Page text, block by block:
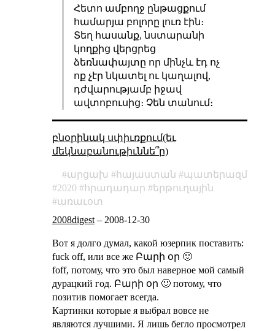
Հետո ամբողջ ընթացքում
համարյա բոլորը լուռ էին։
Տեղ հասանք, նստարանի
կողքից վերցրեց
ձեռնափայտը որ մինչև էդ ոչ
ոք չէր նկատել ու կաղալով,
դժվարությամբ իջավ
ավտոբուսից։ Չեն տանում։
բնօրինակ սփիւռքում(եւ
մեկնաբանութիւննե՞ր)
արցախ հայաստան
պատերազմ
2020
հրադադար
երթուղային
առաւօտ
2008digest– 2008-12-30
Вот я долго думал, какой юзерпик поставить:
fuck off, или все же Բարի օր 🙂
foff, потому, что это был наверное мой самый
дурацкий год. Բարի օր 🙂 потому, что
позитив помогает всегда.
Картинки которые я выбрал вовсе не
являются лучшими. Я лишь бегло просмотрел